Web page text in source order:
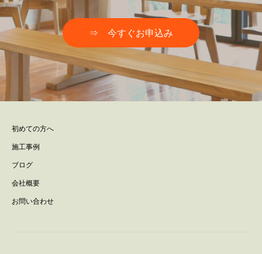
⇒ 今すぐお申込み
初めての方へ
施工事例
ブログ
会社概要
お問い合わせ